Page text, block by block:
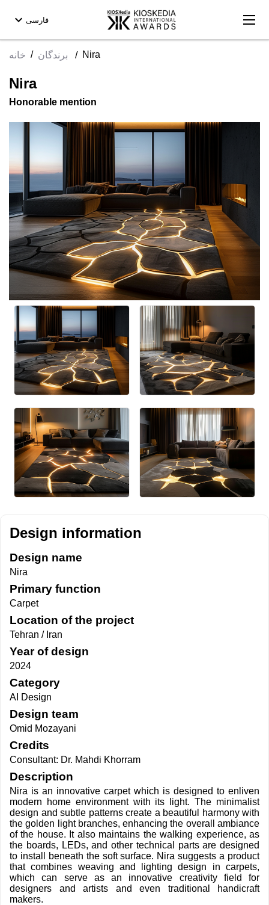
فارسی expand_more
خانه / / Nira
Nira
Honorable mention
Design information
Design name
Nira
Primary function
Carpet
Location of the project
Tehran / Iran
Year of design
2024
Category
AI Design
Design team
Omid Mozayani
Credits
Consultant: Dr. Mahdi Khorram
Description
Nira is an innovative carpet which is designed to enliven
modern home environment with its light. The minimalist
design and subtle patterns create a beautiful harmony with
the golden light branches, enhancing the overall ambiance
of the house. It also maintains the walking experience, as
the boards, LEDs, and other technical parts are designed
to install beneath the soft surface. Nira suggests a product
that combines weaving and lighting design in carpets,
which can serve as an innovative creativity field for
designers and artists and even traditional handicraft
makers.